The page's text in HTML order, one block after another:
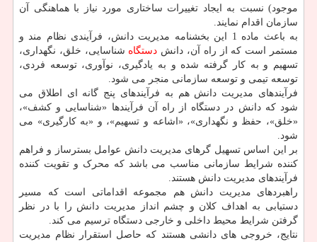
موجود) نسبت به ایجاد تغییرات ساختاری مورد نیاز با هماهنگی آن
سازمان اقدام نمایند.
به باعث ماده 1 این بخشنامه مدیریت دانش، فرآیندی نظام مند و
مستمر است که از راه آن، دانش دستگاه شناسایی، خلق، نگهداری،
تسهیم و به کار گرفته شده و به یادگیری، نوآوری، توسعه فردی،
توسعه تیمی و توسعه سازمانی منجر می شود.
فرآیندهای مدیریت دانش هم به فرآیندهای پنج گانه ای اطلاق می
شود که دانش در دستگاه از راه آن فرآیندها «شناسایی و کشف»،
«خلق»، حفظ و نگهداری»، «اشاعه و تسهیم»، و «به کارگیری» می
شود.
بر این اساس تسهیل گرهای مدیریت دانش عوامل بسترساز و فراهم
کننده شرایط سازمانی مناسب می باشد که محرک و تقویت کننده
فرآیندهای مدیریت دانش هستند.
راهبردهای مدیریت دانش هم مجموعه اقداماتی است که مسیر
دستیابی به اهداف کلان و چشم انداز مدیریت دانش را با در نظر
گرفتن شرایط محیط داخلی و خارجی دستگاه ترسیم می کند.
نتایج، خروجی های دانشی هستند که حاصل استقرار نظام مدیریت